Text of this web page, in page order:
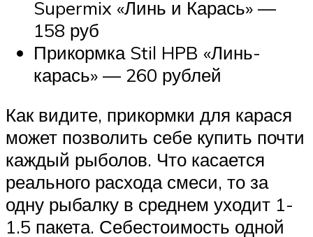
Supermix «Линь и Карась» —
158 руб
Прикормка Stil HPB «Линь-
карась» — 260 рублей
Как видите, прикормки для карася
может позволить себе купить почти
каждый рыболов. Что касается
реального расхода смеси, то за
одну рыбалку в среднем уходит 1-
1.5 пакета. Себестоимость одной